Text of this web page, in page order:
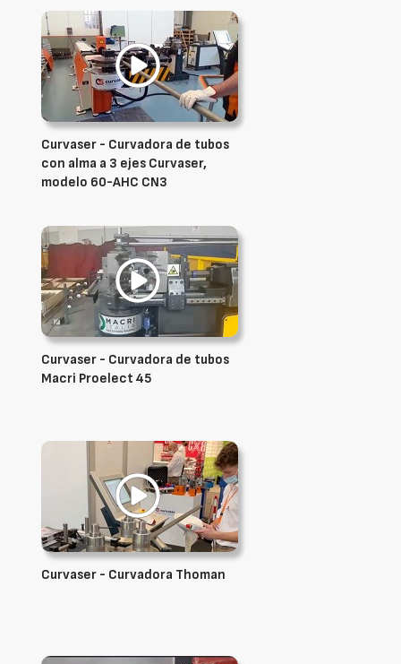
Curvaser - Curvadora de tubos
con alma a 3 ejes Curvaser,
modelo 60-AHC CN3
Curvaser - Curvadora de tubos
Macri Proelect 45
Curvaser - Curvadora Thoman